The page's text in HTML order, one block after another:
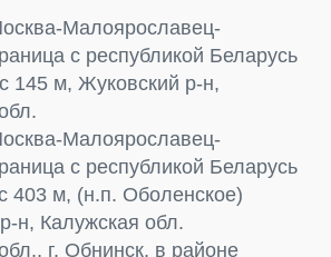
Малоярославец-
с республикой Беларусь
145 м, Жуковский р-н,
Малоярославец-
с республикой Беларусь
403 м, (н.п. Оболенское)
н, Калужская обл.
г. Обнинск, в районе